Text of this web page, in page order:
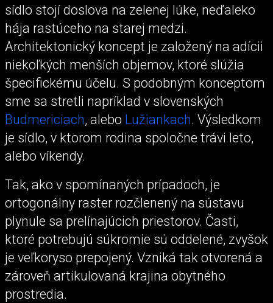
sídlo stojí doslova na zelenej lúke, neďaleko
hája rastúceho na starej medzi.
Architektonický koncept je založený na adícii
niekoľkých menších objemov, ktoré slúžia
špecifickému účelu. S podobným konceptom
sme sa stretli napríklad v slovenských
Budmericiach, alebo Lužiankach. Výsledkom
je sídlo, v ktorom rodina spoločne trávi leto,
alebo víkendy.
Tak, ako v spomínaných prípadoch, je
ortogonálny raster rozčlenený na sústavu
plynule sa prelínajúcich priestorov. Časti,
ktoré potrebujú súkromie sú oddelené, zvyšok
je veľkoryso prepojený. Vzniká tak otvorená a
zároveň artikulovaná krajina obytného
prostredia.